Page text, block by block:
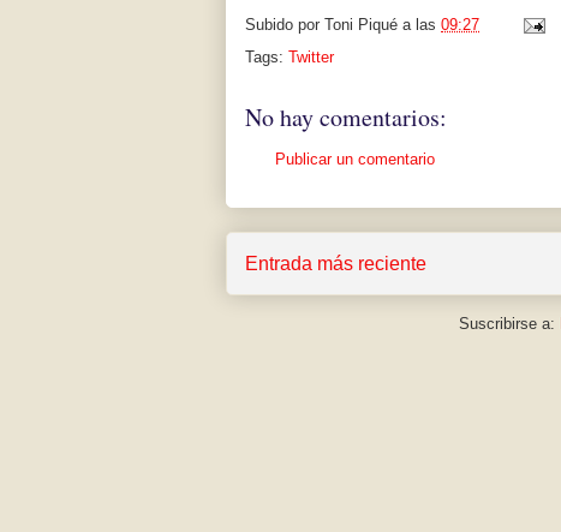
Subido por Toni Piqué a las 09:27
Tags: Twitter
No hay comentarios:
Publicar un comentario
Entrada más reciente
Suscribirse a: